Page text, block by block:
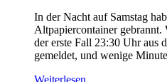
In der Nacht auf Samstag
Altpapiercontainer
der erste Fall 23:30 Uhr aus
gemeldet, und wenige